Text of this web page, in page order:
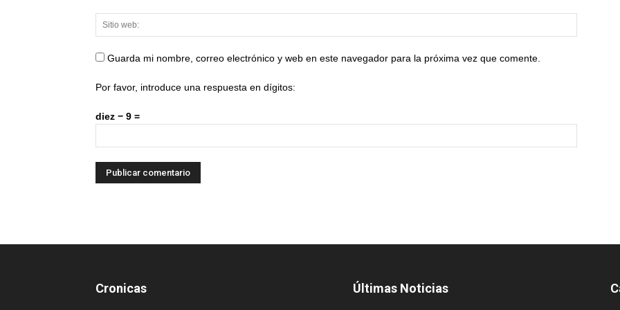
Guarda mi nombre, correo electrónico y web en este navegador para la próxima vez que comente.
Por favor, introduce una respuesta en dígitos:
diez − 9 =
Cronicas Últimas Noticias